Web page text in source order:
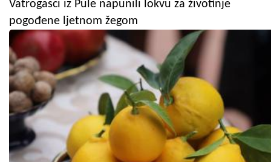
Vatrogasci iz Pule napunili lokvu za životinje
pogođene ljetnom žegom